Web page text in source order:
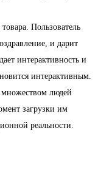
Пользователь
и дарит
интерактивность и
интерактивным.
множеством людей
загрузки им
реальности.